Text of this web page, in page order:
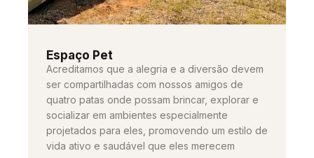
Espaço Pet
Acreditamos que a alegria e a diversão devem
ser compartilhadas com nossos amigos de
quatro patas onde possam brincar, explorar e
socializar em ambientes especialmente
projetados para eles, promovendo um estilo de
vida ativo e saudável que eles merecem